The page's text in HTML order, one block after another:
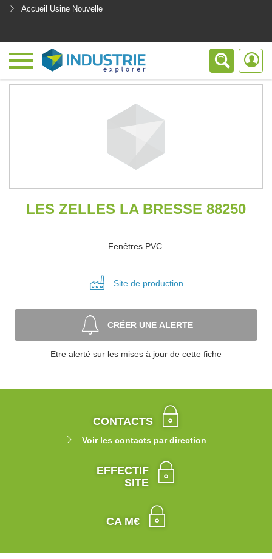
Accueil Usine Nouvelle
LES ZELLES LA BRESSE 88250
Fenêtres PVC.
Site de production
CRÉER UNE ALERTE
Etre alerté sur les mises à jour de cette fiche
CONTACTS
Voir les contacts par direction
EFFECTIF
SITE
CA M€